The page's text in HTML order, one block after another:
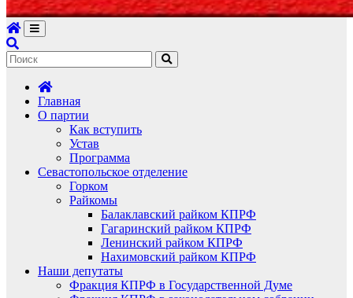
Главная
О партии
Как вступить
Устав
Программа
Севастопольское отделение
Горком
Райкомы
Балаклавский райком КПРФ
Гагаринский райком КПРФ
Ленинский райком КПРФ
Нахимовский райком КПРФ
Наши депутаты
Фракция КПРФ в Государственной Думе